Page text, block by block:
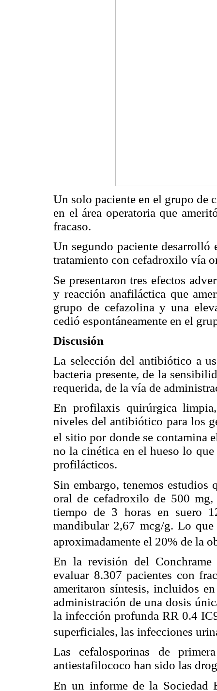
Un solo paciente en el grupo de
en el área operatoria que
fracaso.
Un segundo paciente
tratamiento con cefadroxilo vía
Se presentaron tres efectos
y reacción anafiláctica que
grupo de cefazolina y una
cedió espontáneamente en el
Discusión
La selección del antibiótico a
bacteria presente, de la
requerida, de la vía de
En profilaxis quirúrgica
niveles del antibiótico para los
el sitio por donde se contamina
no la cinética en el hueso lo
profilácticos.
Sin embargo, tenemos estudios
oral de cefadroxilo de 500
tiempo de 3 horas en suero
mandibular 2,67 mcg/g. Lo
aproximadamente el 20% de la
En la revisión del
evaluar 8.307 pacientes con
ameritaron síntesis, incluidos
administración de una dosis
la infección profunda RR 0.4
superficiales, las infecciones
Las cefalosporinas de
antiestafilococo han sido las
En un informe de la Sociedad